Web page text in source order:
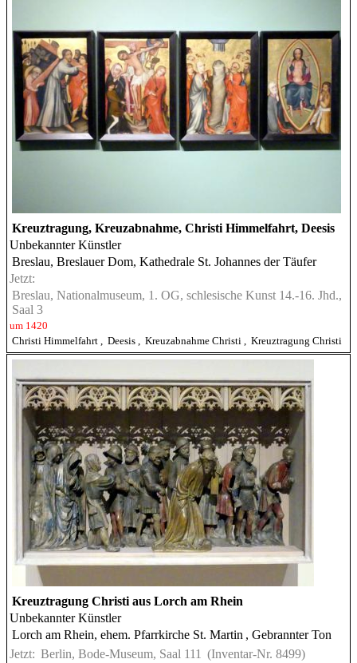
Kreuztragung, Kreuzabnahme, Christi Himmelfahrt, Deesis
Unbekannter Künstler
Breslau, Breslauer Dom, Kathedrale St. Johannes der Täufer
Jetzt:
Breslau, Nationalmuseum, 1. OG, schlesische Kunst 14.-16. Jhd.,
Saal 3
um 1420
Christi Himmelfahrt , Deesis , Kreuzabnahme Christi , Kreuztragung Christi
Kreuztragung Christi aus Lorch am Rhein
Unbekannter Künstler
Lorch am Rhein, ehem. Pfarrkirche St. Martin , Gebrannter Ton
Jetzt: Berlin, Bode-Museum, Saal 111 (Inventar-Nr. 8499)